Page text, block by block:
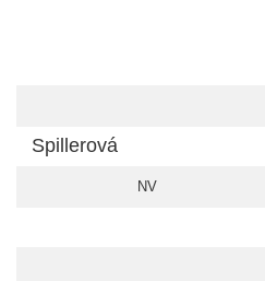
Spillerová
NV